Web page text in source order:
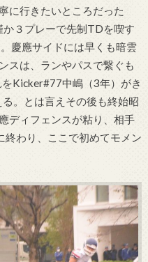
に行きたいところだった
３プレーで先制TDを喫す
慶應サイドには早くも暗雲
スは、ランやパスで繋ぐも
Kicker#77中嶋（3年）がき
。とは言えその後も終始昭
ディフェンスが粘り、相手
終わり、ここで初めてモメン